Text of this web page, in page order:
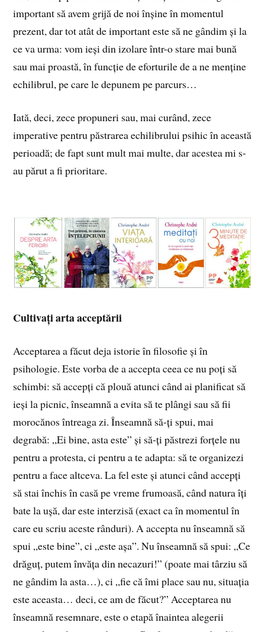
important să avem grijă de noi înșine în momentul
prezent, dar tot atât de important este să ne gândim și la
ce va urma: vom ieși din izolare într-o stare mai bună
sau mai proastă, în funcție de eforturile de a ne menține
echilibrul, pe care le depunem pe parcurs…
Iată, deci, zece propuneri sau, mai curând, zece
imperative pentru păstrarea echilibrului psihic în această
perioadă; de fapt sunt mult mai multe, dar acestea mi s-
au părut a fi prioritare.
Cultivați arta acceptării
Acceptarea a făcut deja istorie în filosofie și în
psihologie. Este vorba de a accepta ceea ce nu poți să
schimbi: să accepți că plouă atunci când ai planificat să
ieși la picnic, înseamnă a evita să te plângi sau să fii
morocănos întreaga zi. Înseamnă să-ți spui, mai
degrabă: „Ei bine, asta este” și să-ți păstrezi forțele nu
pentru a protesta, ci pentru a te adapta: să te organizezi
pentru a face altceva. La fel este și atunci când accepți
să stai închis în casă pe vreme frumoasă, când natura îți
bate la ușă, dar este interzisă (exact ca în momentul în
care eu scriu aceste rânduri). A accepta nu înseamnă să
spui „este bine”, ci „este așa”. Nu înseamnă să spui: „Ce
drăguț, putem învăța din necazuri!” (poate mai târziu să
ne gândim la asta…), ci „fie că îmi place sau nu, situația
este aceasta… deci, ce am de făcut?” Acceptarea nu
înseamnă resemnare, este o etapă înaintea alegerii